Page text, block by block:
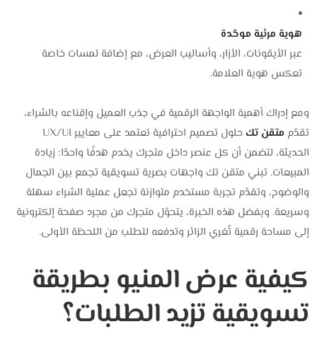
هوية مرئية موحّدة
عبر الأيقونات، الأزار، وأساليب العرض، مع إضافة لمسات خاصة
تعكس هوية العلامة.
ومع إدراك أهمية الواجهة الرقمية في جذب العميل وإقناعه بالشراء،
تقدّم متقن تك
حلول تصميم احترافية تعتمد على معايير UX/UI
الحديثة، لتضمن أن كل عنصر داخل متجرك يخدم هدفًا واحدًا: زيادة
المبيعات. تبني متقن تك واجهات بصرية تسويقية تجمع بين الجمال
والوضوح، وتقدّم تجربة مستخدم متوازنة تجعل عملية الشراء سهلة
وسريعة. وبفضل هذه الخبرة، يتحوّل متجرك من مجرد صفحة إلكترونية
إلى مساحة رقمية تُغري الزائر وتدفعه للطلب من اللحظة الأولى.
كيفية عرض المنيو بطريقة
تسويقية تزيد الطلبات؟